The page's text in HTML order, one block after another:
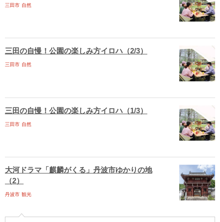
三田市 自然
三田の自慢！公園の楽しみ方イロハ（2/3）
三田市 自然
三田の自慢！公園の楽しみ方イロハ（1/3）
三田市 自然
大河ドラマ「麒麟がくる」丹波市ゆかりの地
（2）
丹波市 観光